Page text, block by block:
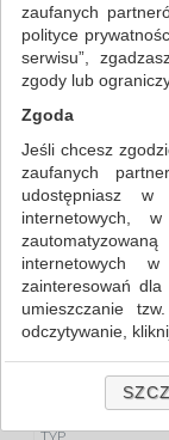
PAPIER I
ETYKIETY
FILTRY
KLASA
PREMIUM
MARKA
APLI
DONAU
zaufanych
polityce
serwisu”,
zgody lub
Zgoda
Jeśli chcesz
zaufanych
udostępniasz
internetowych,
internetowych
zainteresowań
umieszczanie
odczytywanie,
Jeśli nie chcesz
„Szczegóły”,
zrobić . Te same
naszą polityką